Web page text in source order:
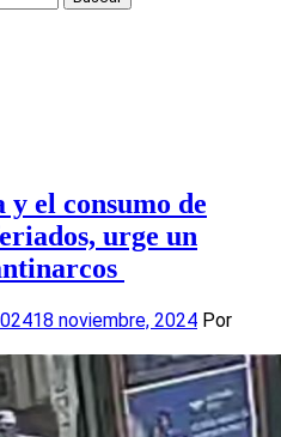
el consumo de
urge un
18 noviembre, 2024 Por